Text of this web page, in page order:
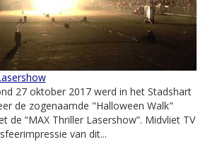
27 oktober 2017 werd in het Stadshart
de zogenaamde "Halloween Walk"
de “MAX Thriller Lasershow”. Midvliet TV
van dit...